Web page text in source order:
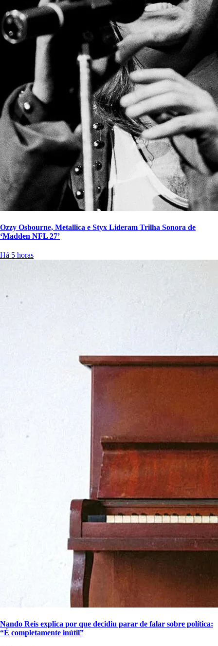
Ozzy Osbourne, Metallica e Styx Lideram Trilha Sonora de
‘Madden NFL 27’
Há 5 horas
Nando Reis explica por que decidiu parar de falar sobre política:
“É completamente inútil”